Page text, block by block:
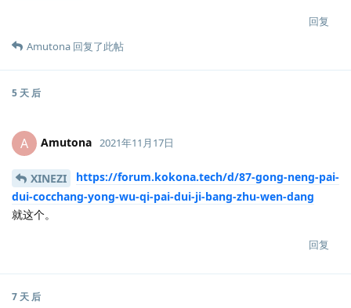
回复
Amutona 回复了此帖
5 天 后
A Amutona 2021年11月17日
XINEZI
https://forum.kokona.tech/d/87-gong-neng-pai-
dui-cocchang-yong-wu-qi-pai-dui-ji-bang-zhu-wen-dang
就这个。
回复
7 天 后